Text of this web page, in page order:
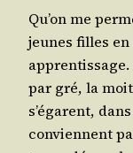
Qu’on me
jeunes filles en
par gré, la
s’é­garent,
conviennent